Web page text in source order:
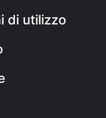
di utilizzo